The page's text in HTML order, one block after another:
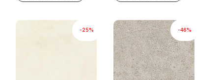
-25% -46%